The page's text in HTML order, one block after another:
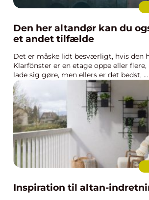
Den her altandør kan du
et andet tilfælde
Det er måske lidt besværligt, hvis den
Klarfönster er en etage oppe eller
lade sig gøre, men ellers er det bedst, ...
Inspiration til altan-